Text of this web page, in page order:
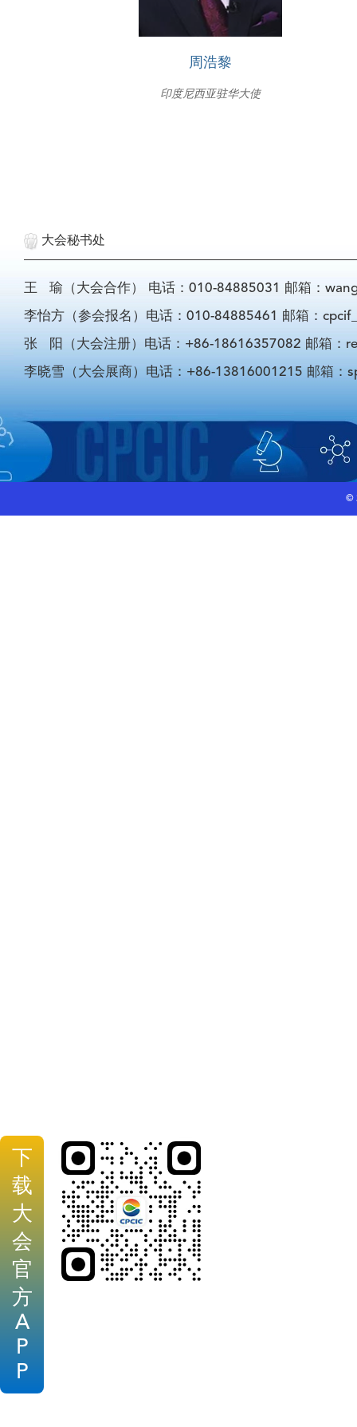
下
载
大
会
官
方
A
P
P
周浩黎
印度尼西亚驻华大使
大会秘书处
王 瑜（大会合作） 电话：010-84885031 邮箱：
李怡方（参会报名）电话：010-84885461 邮箱：
张 阳（大会注册）电话：+86-18616357082 邮箱：
李晓雪（大会展商）电话：+86-13816001215 邮箱：
©